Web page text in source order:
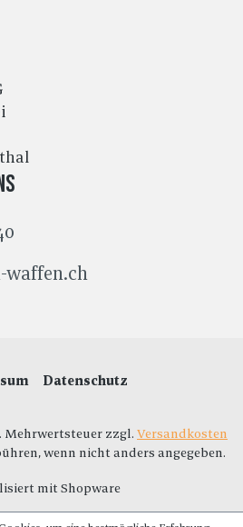
Datenschutz
Mehrwertsteuer zzgl. Versandkosten
wenn nicht anders angegeben.
mit Shopware